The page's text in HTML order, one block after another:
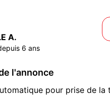
A.
6 ans
l'annonce
pour prise de la